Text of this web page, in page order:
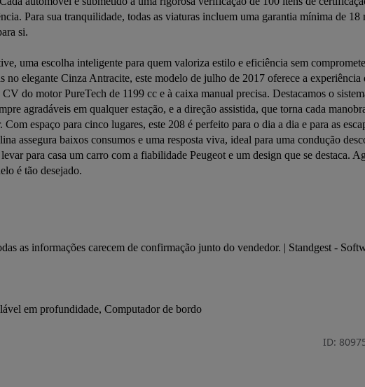
Para sua tranquilidade, todas as viaturas incluem uma garantia mínima de 18
si.
uma escolha inteligente para quem valoriza estilo e eficiência sem
no elegante Cinza Antracite, este modelo de julho de 2017 oferece a experiência
do motor PureTech de 1199 cc e à caixa manual precisa. Destacamos o
agradáveis em qualquer estação, e a direção assistida, que torna cada
espaço para cinco lugares, este 208 é perfeito para o dia a dia e para as
assegura baixos consumos e uma resposta viva, ideal para uma condução
para casa um carro com a fiabilidade Peugeot e um design que se destaca.
é tão desejado.
as informações carecem de confirmação junto do vendedor. | Standgest -
em profundidade, Computador de bordo
ID: